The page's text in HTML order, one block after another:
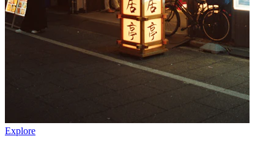
Explore